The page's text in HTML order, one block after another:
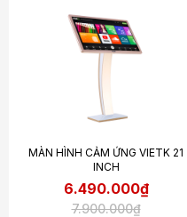
MÀN HÌNH CẢM ỨNG VIETK 21
INCH
6.490.000₫
7.900.000₫